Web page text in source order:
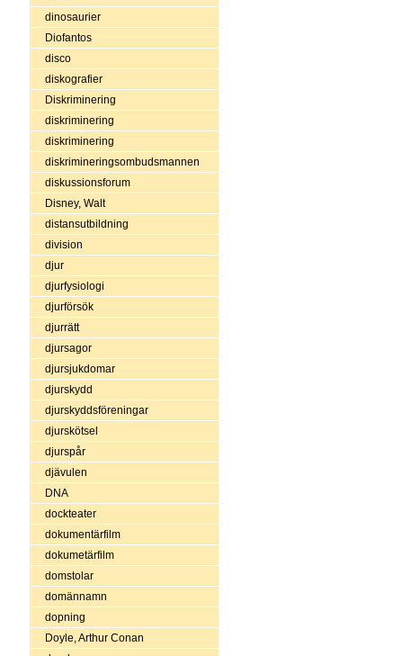
dinosaurier
Diofantos
disco
diskografier
Diskriminering
diskriminering
diskriminering
diskrimineringsombudsmannen
diskussionsforum
Disney, Walt
distansutbildning
division
djur
djurfysiologi
djurförsök
djurrätt
djursagor
djursjukdomar
djurskydd
djurskyddsföreningar
djurskötsel
djurspår
djävulen
DNA
dockteater
dokumentärfilm
dokumetärfilm
domstolar
domännamn
dopning
Doyle, Arthur Conan